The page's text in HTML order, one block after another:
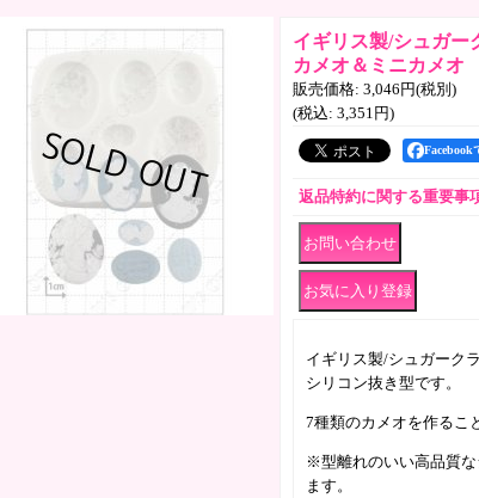
イギリス製/シュガー
カメオ＆ミニカメ
販売価格: 3,046円(税別)
(税込: 3,351円)
Facebook
返品特約に関する重要事
イギリス製/シュガーク
シリコン抜き型です。
7種類のカメオを作るこ
※型離れのいい高品質
ます。